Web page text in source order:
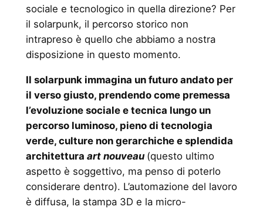
sociale e tecnologico in quella direzione? Per
il solarpunk, il percorso storico non
intrapreso è quello che abbiamo a nostra
disposizione in questo momento.
Il solarpunk immagina un futuro andato per
il verso giusto, prendendo come premessa
l’evoluzione sociale e tecnica lungo un
percorso luminoso, pieno di tecnologia
verde, culture non gerarchiche e splendida
architettura art nouveau (questo ultimo
aspetto è soggettivo, ma penso di poterlo
considerare dentro). L’automazione del lavoro
è diffusa, la stampa 3D e la micro-